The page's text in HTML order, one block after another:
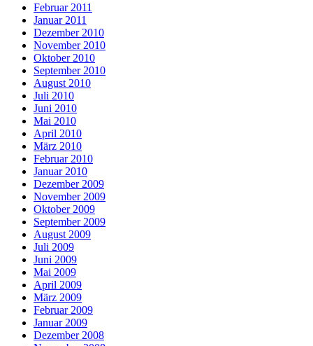
Februar 2011
Januar 2011
Dezember 2010
November 2010
Oktober 2010
September 2010
August 2010
Juli 2010
Juni 2010
Mai 2010
April 2010
März 2010
Februar 2010
Januar 2010
Dezember 2009
November 2009
Oktober 2009
September 2009
August 2009
Juli 2009
Juni 2009
Mai 2009
April 2009
März 2009
Februar 2009
Januar 2009
Dezember 2008